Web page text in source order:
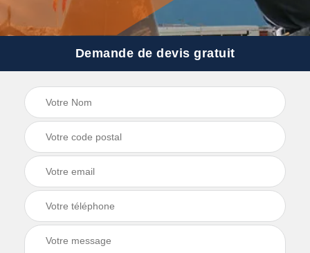
Demande de devis gratuit